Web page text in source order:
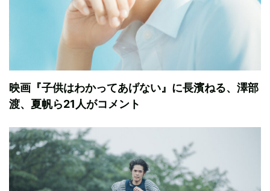
映画『子供はわかってあげない』に長濱ねる、澤部
渡、夏帆ら21人がコメント